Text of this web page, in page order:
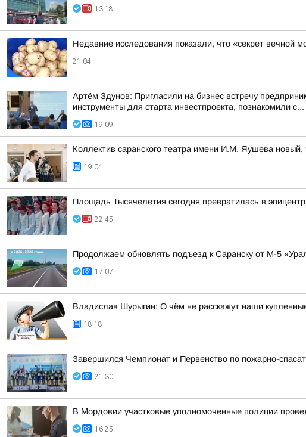
13:18
Недавние исследования показали, что «секрет вечной
21:04
Артём Здунов: Пригласили на бизнес встречу
инструменты для старта инвестпроекта, познакомили с...
19:09
Коллектив саранского театра имени И.М. Яушева
19:04
Площадь Тысячелетия сегодня превратилась в
22:45
Продолжаем обновлять подъезд к Саранску от М-5
17:07
Владислав Шурыгин: О чём не расскажут наши
18:18
Завершился Чемпионат и Первенство по пожарно-
21:30
В Мордовии участковые уполномоченные полиции
16:25